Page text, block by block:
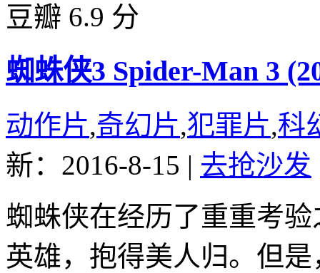
豆瓣 6.9 分
蜘蛛侠3 Spider-Man 3
动作片,奇幻片,犯罪片,科
新：2016-8-15 | 去抢沙发
蜘蛛侠在经历了重重考
英雄，抱得美人归。但